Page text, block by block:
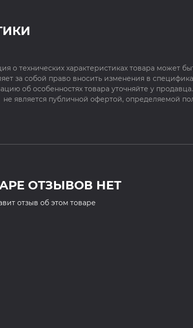
о технических характеристиках товара может
за собой право вносить изменения в
об особенностях товара уточняйте у
не является публичной офертой, определяемой
ОТЗЫВОВ НЕТ
отзыв об этом товаре